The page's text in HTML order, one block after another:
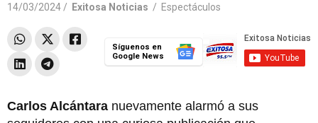
14/03/2024 / Exitosa Noticias / Espectáculos
Síguenos en
Google News
Carlos Alcántara nuevamente alarmó a sus